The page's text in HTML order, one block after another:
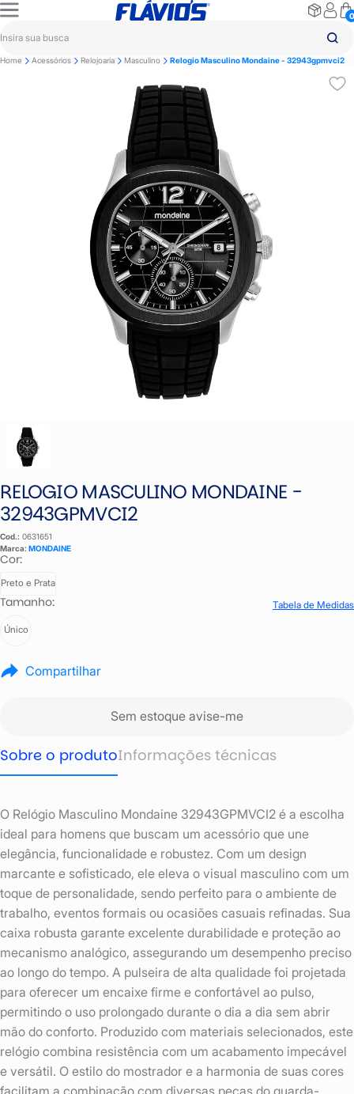
0
Home Acessórios Relojoaria Masculino Relogio Masculino Mondaine - 32943gpmvci2
RELOGIO MASCULINO MONDAINE -
32943GPMVCI2
Cod.: 0631651
Marca: MONDAINE
Cor:
Preto e Prata
Tamanho: Tabela de Medidas
Único
Compartilhar
Sem estoque avise-me
Sobre o produtoInformações técnicas
O Relógio Masculino Mondaine 32943GPMVCI2 é a escolha
ideal para homens que buscam um acessório que une
elegância, funcionalidade e robustez. Com um design
marcante e sofisticado, ele eleva o visual masculino com um
toque de personalidade, sendo perfeito para o ambiente de
trabalho, eventos formais ou ocasiões casuais refinadas. Sua
caixa robusta garante excelente durabilidade e proteção ao
mecanismo analógico, assegurando um desempenho preciso
ao longo do tempo. A pulseira de alta qualidade foi projetada
para oferecer um encaixe firme e confortável ao pulso,
permitindo o uso prolongado durante o dia a dia sem abrir
mão do conforto. Produzido com materiais selecionados, este
relógio combina resistência com um acabamento impecável
e versátil. O estilo do mostrador e a harmonia de suas cores
facilitam a combinação com diversas peças do guarda-